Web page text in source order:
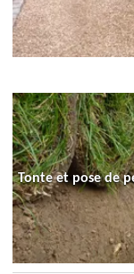
Tonte et pose de